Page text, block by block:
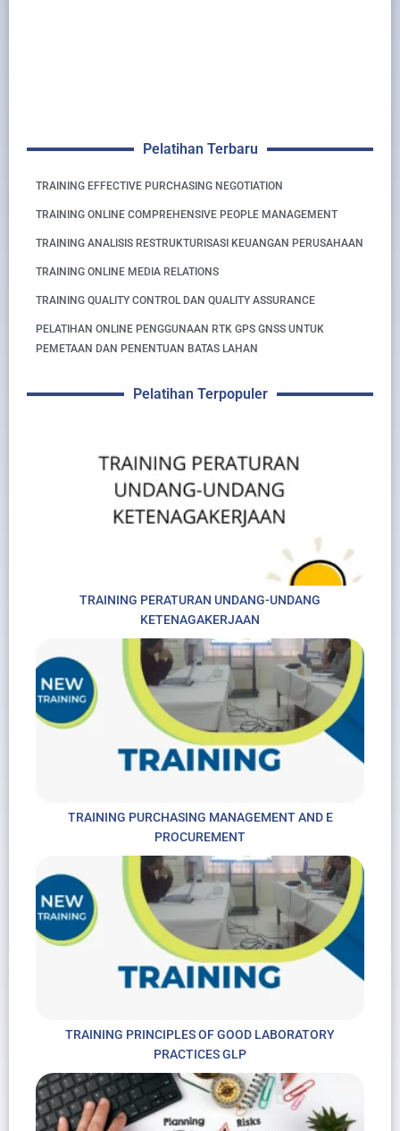
Pelatihan Terbaru
TRAINING EFFECTIVE PURCHASING NEGOTIATION
TRAINING ONLINE COMPREHENSIVE PEOPLE MANAGEMENT
TRAINING ANALISIS RESTRUKTURISASI KEUANGAN PERUSAHAAN
TRAINING ONLINE MEDIA RELATIONS
TRAINING QUALITY CONTROL DAN QUALITY ASSURANCE
PELATIHAN ONLINE PENGGUNAAN RTK GPS GNSS UNTUK
PEMETAAN DAN PENENTUAN BATAS LAHAN
Pelatihan Terpopuler
TRAINING PERATURAN UNDANG-UNDANG
KETENAGAKERJAAN
TRAINING PURCHASING MANAGEMENT AND E
PROCUREMENT
TRAINING PRINCIPLES OF GOOD LABORATORY
PRACTICES GLP